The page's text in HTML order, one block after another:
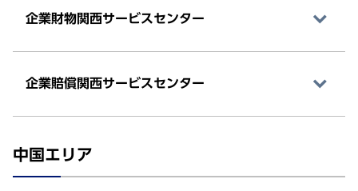
企業財物関西サービスセンター
企業賠償関西サービスセンター
中国エリア